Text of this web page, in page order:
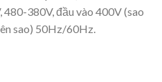
380V, đầu vào 400V (sao
sao) 50Hz/60Hz.